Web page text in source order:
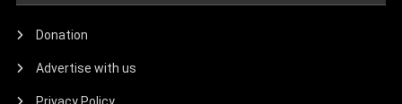
Donation
Advertise with us